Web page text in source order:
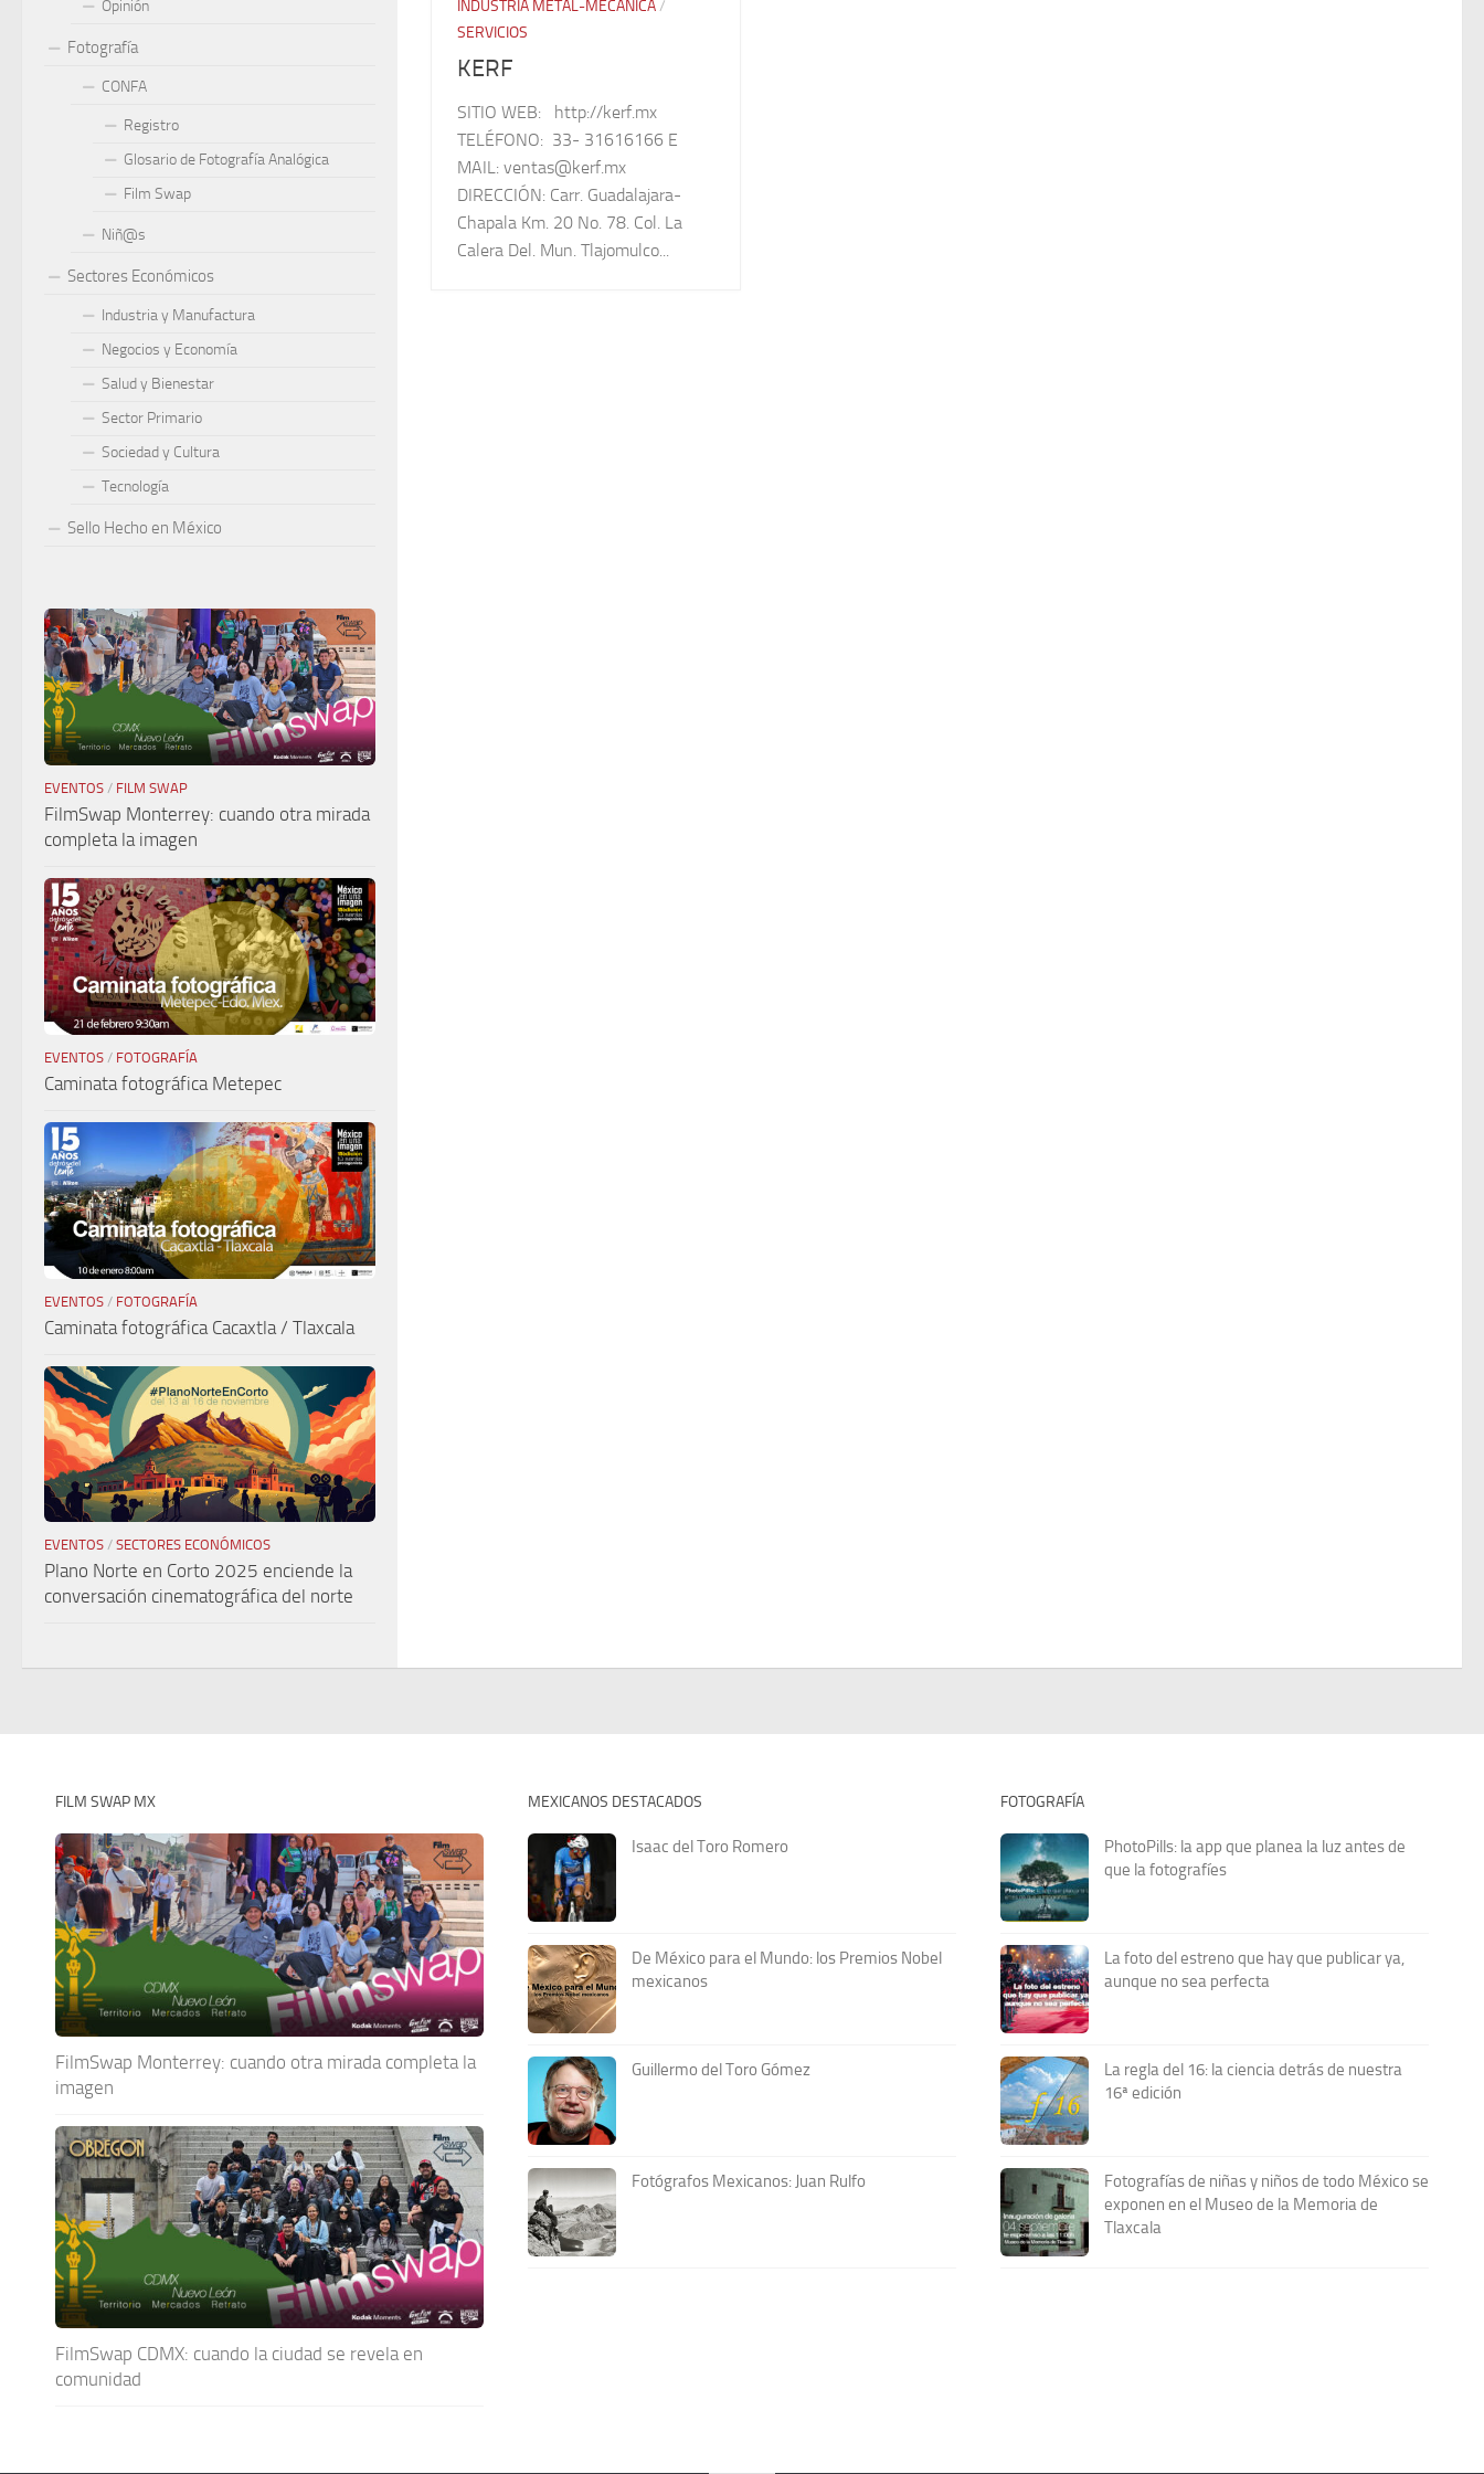
INDUSTRIA METAL-MECÁNICA/
SERVICIOS
KERF
SITIO WEB: http://kerf.mx
TELÉFONO: 33- 31616166 E
MAIL: ventas@kerf.mx
DIRECCIÓN: Carr. Guadalajara-
Chapala Km. 20 No. 78. Col. La
Calera Del. Mun. Tlajomulco...
Opinión
Fotografía
CONFA
Registro
Glosario de Fotografía Analógica
Film Swap
Niñ@s
Sectores Económicos
Industria y Manufactura
Negocios y Economía
Salud y Bienestar
Sector Primario
Sociedad y Cultura
Tecnología
Sello Hecho en México
EVENTOS / FILM SWAP
FilmSwap Monterrey: cuando otra mirada
completa la imagen
EVENTOS / FOTOGRAFÍA
Caminata fotográfica Metepec
EVENTOS / FOTOGRAFÍA
Caminata fotográfica Cacaxtla / Tlaxcala
EVENTOS / SECTORES ECONÓMICOS
Plano Norte en Corto 2025 enciende la
conversación cinematográfica del norte
FILM SWAP MX
FilmSwap Monterrey: cuando otra mirada completa la
imagen
FilmSwap CDMX: cuando la ciudad se revela en
comunidad
MEXICANOS DESTACADOS
Isaac del Toro Romero
De México para el Mundo: los Premios Nobel
mexicanos
Guillermo del Toro Gómez
Fotógrafos Mexicanos: Juan Rulfo
FOTOGRAFÍA
PhotoPills: la app que planea la luz antes de
que la fotografíes
La foto del estreno que hay que publicar ya,
aunque no sea perfecta
La regla del 16: la ciencia detrás de nuestra
16ª edición
Fotografías de niñas y niños de todo México se
exponen en el Museo de la Memoria de
Tlaxcala